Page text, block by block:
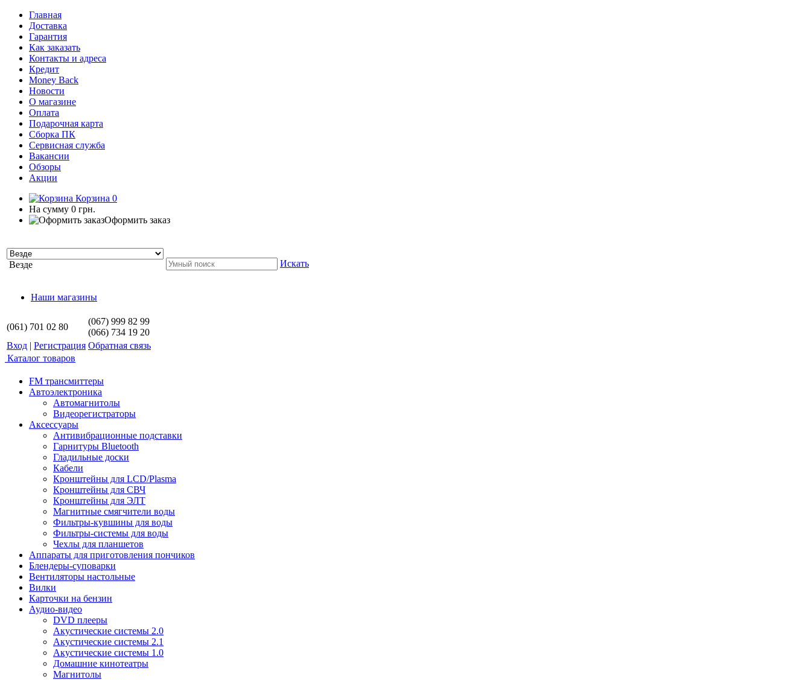
Главная
Доставка
Гарантия
Как заказать
Контакты и адреса
Кредит
Money Back
Новости
О магазине
Оплата
Подарочная карта
Сборка ПК
Сервисная служба
Вакансии
Обзоры
Акции
Корзина 0
На сумму 0 грн.
Оформить заказ
Везде Искать
Наши магазины
(061) 701 02 80
(067) 999 82 99
(066) 734 19 20
Вход | Регистрация Обратная связь
Каталог товаров
FM трансмиттеры
Автоэлектроника
Автомагнитолы
Видеорегистраторы
Аксессуары
Антивибрационные подставки
Гарнитуры Bluetooth
Гладильные доски
Кабели
Кронштейны для LCD/Plasma
Кронштейны для СВЧ
Кронштейны для ЭЛТ
Магнитные смягчители воды
Фильтры-кувшины для воды
Фильтры-системы для воды
Чехлы для планшетов
Аппараты для приготовления пончиков
Блендеры-суповарки
Вентиляторы настольные
Вилки
Карточки на бензин
Аудио-видео
DVD плееры
Акустические системы 2.0
Акустические системы 2.1
Акустические системы 1.0
Домашние кинотеатры
Магнитолы